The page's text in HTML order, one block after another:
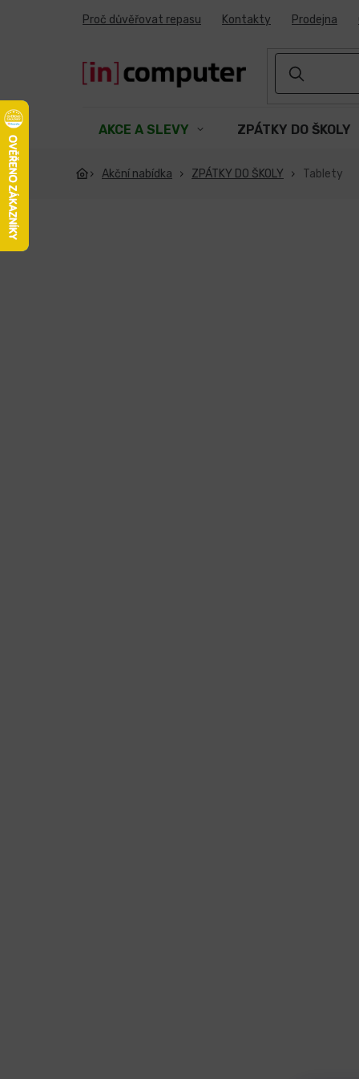
Proč důvěřovat repasu Kontakty Prodejna
AKCE A SLEVY ZPÁTKY DO ŠKOLY
Akční nabídka ZPÁTKY DO ŠKOLY Tablety